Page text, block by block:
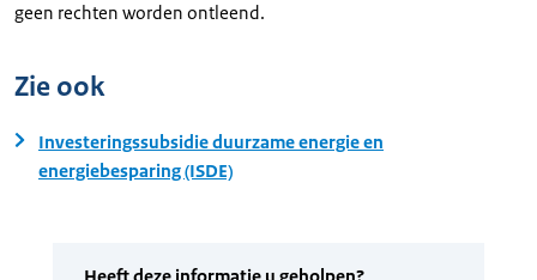
geen rechten worden ontleend.
Zie ook
Investeringssubsidie duurzame energie en
energiebesparing (ISDE)